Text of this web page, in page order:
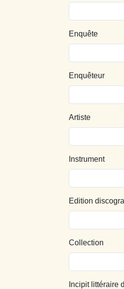
Enquête
Enquêteur
Artiste
Instrument
Edition
Collection
Incipit littéraire